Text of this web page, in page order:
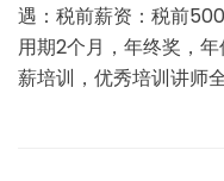
遇：税前薪资：税前
用期2个月，年终奖，
薪培训，优秀培训讲师